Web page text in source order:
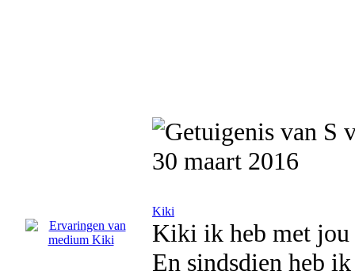
30 maart 2016
Kiki
Kiki ik heb met jou
En sindsdien heb